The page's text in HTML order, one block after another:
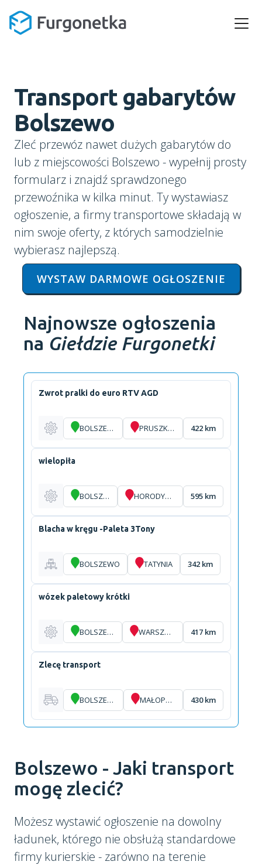
Transport gabarytów
Bolszewo
Zleć przewóz nawet dużych gabarytów do
lub z miejscowości Bolszewo - wypełnij prosty
formularz i znajdź sprawdzonego
przewoźnika w kilka minut. Ty wystawiasz
ogłoszenie, a firmy transportowe składają w
nim swoje oferty, z których samodzielnie
wybierasz najlepszą.
WYSTAW DARMOWE OGŁOSZENIE
Najnowsze ogłoszenia
na Giełdzie Furgonetki
Zwrot pralki do euro RTV AGD
BOLSZEWO PRUSZKÓW 422 km
wielopiła
BOLSZEWO HORODYSZCZE 595 km
Blacha w kręgu -Paleta 3Tony
BOLSZEWO TATYNIA 342 km
wózek paletowy krótki
BOLSZEWO WARSZAWA 417 km
Zlecę transport
BOLSZEWO MAŁOPOLE 430 km
Bolszewo - Jaki transport
mogę zlecić?
Możesz wystawić ogłoszenie na dowolny
ładunek, którego nie obsłużą standardowe
firmy kurierskie - zarówno na terenie